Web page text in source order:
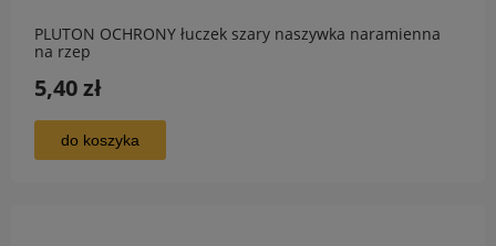
PLUTON OCHRONY łuczek szary naszywka naramienna
na rzep
5,40 zł
do koszyka